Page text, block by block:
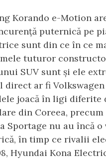
Korando e-Motion
puternică pe
sunt din ce în ce
tuturor
SUV sunt și ele
direct ar fi Volkswagen
joacă în ligi diferite
din Coreea,
Sportage nu au încă o
în timp ce rivalii
Hyundai Kona